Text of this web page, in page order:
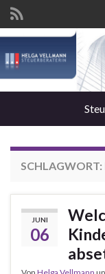
SCHLAGWORT:
JUNI
06